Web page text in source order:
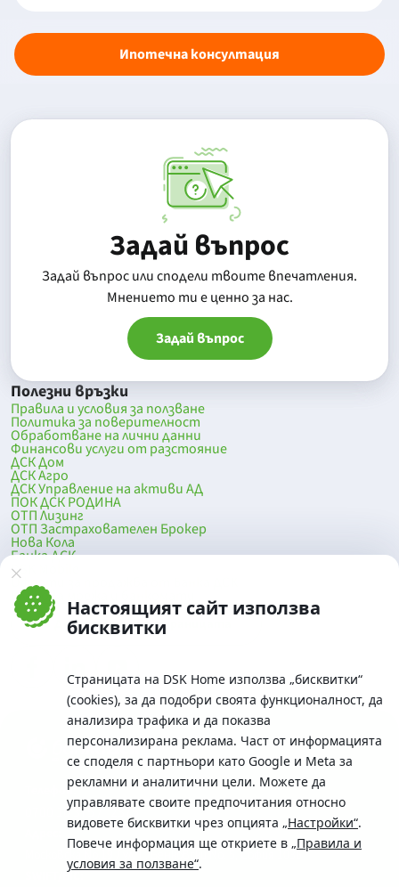
Настоящият сайт използва
бисквитки
Страницата на DSK Home използва „бисквитки“
(cookies), за да подобри своята функционалност, да
анализира трафика и да показва
персонализирана реклама. Част от информацията
се споделя с партньори като Google и Meta за
рекламни и аналитични цели. Можете да
управлявате своите предпочитания относно
видовете бисквитки чрез опцията „Настройки“.
Повече информация ще откриете в „Правила и
условия за ползване“.
Ипотечна консултация
Задай въпрос
Задай въпрос или сподели твоите впечатления.
Mнението ти е ценно за нас.
Задай въпрос
Полезни връзки
Правила и условия за ползване
Политика за поверителност
Обработване на лични данни
Финансови услуги от разстояние
ДСК Дом
ДСК Агро
ДСК Управление на активи АД
ПОК ДСК РОДИНА
ОТП Лизинг
ОТП Застрахователен Брокер
Нова Кола
Банка ДСК
DSK Mobile
Оферти за продажба от Банка ДСК
Клонова мрежа и банкомати
До началото на страницата
Телефон:
0700 10 375 / *2375
Московска No.19 / ул. Г. Бенковски No. 5, София 1036
SWIFT/BIC: